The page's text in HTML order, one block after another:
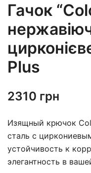
Гачок
Plus
2310 грн
Изящный крючок
сталь с
устойчивость к
элегантность в